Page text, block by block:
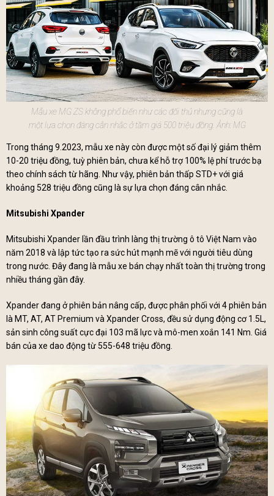
Mẫu xe MG ZS không phổ biến như các đối thủ nhưng cũng là
một lựa chọn đáng cân nhắc ở tầm giá 500 triệu đồng. Ảnh: MG
Trong tháng 9.2023, mẫu xe này còn được một số đại lý giảm thêm
10-20 triệu đồng, tuỳ phiên bản, chưa kể hỗ trợ 100% lệ phí trước bạ
theo chính sách từ hãng. Như vậy, phiên bản thấp STD+ với giá
khoảng 528 triệu đồng cũng là sự lựa chọn đáng cân nhắc.
Mitsubishi Xpander
Mitsubishi Xpander lần đầu trình làng thị trường ô tô Việt Nam vào
năm 2018 và lập tức tạo ra sức hút mạnh mẽ với người tiêu dùng
trong nước. Đây đang là mẫu xe bán chạy nhất toàn thị trường trong
nhiều tháng gần đây.
Xpander đang ở phiên bản nâng cấp, được phân phối với 4 phiên bản
là MT, AT, AT Premium và Xpander Cross, đều sử dụng động cơ 1.5L,
sản sinh công suất cực đại 103 mã lực và mô-men xoắn 141 Nm. Giá
bán của xe dao động từ 555-648 triệu đồng.